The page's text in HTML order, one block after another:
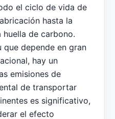
el ciclo de vida de
hasta la
de carbono.
que depende en gran
hay un
emisiones de
de transportar
es significativo,
el efecto